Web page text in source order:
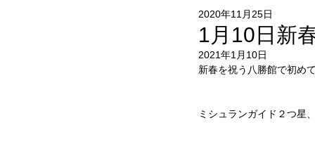
1月10日新
2020年11月25日
2021年1月10日
新春を祝う八勝館で初め
ミシュランガイド２つ星